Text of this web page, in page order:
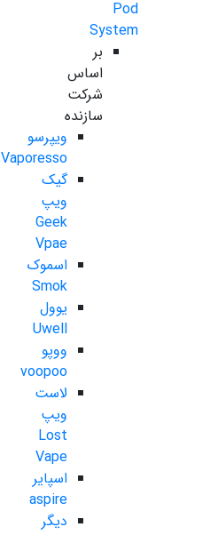
Pod
System
بر
اساس
شرکت
سازنده
ویپرسو
Vaporesso
گیک
ویپ
Geek
Vpae
اسموک
Smok
یوول
Uwell
ووپو
voopoo
لاست
ویپ
Lost
Vape
اسپایر
aspire
دیگر